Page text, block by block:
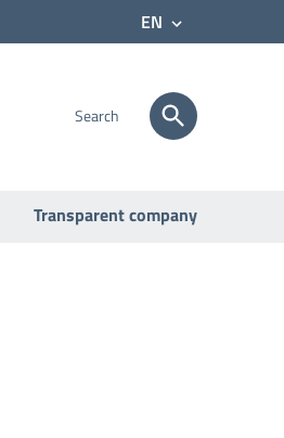
EN
Search
Transparent company